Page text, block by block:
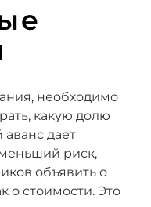
необходимо
какую долю
дает
риск,
объявить о
о стоимости. Это